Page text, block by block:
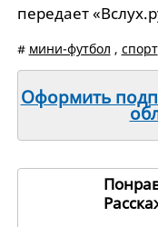
передает
# мини-футбол , спорт
Оформить